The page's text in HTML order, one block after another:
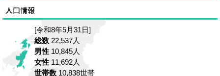
[令和8年5月31日]
総数 22,537人
男性 10,845人
女性 11,692人
世帯数 10,838世帯